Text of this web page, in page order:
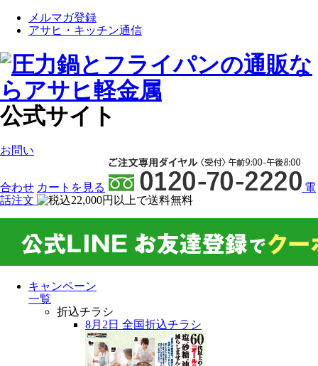
メルマガ登録
アサヒ・キッチン通信
公式サイト
お問い
合わせ カート を見る
電
話注文
キャンペーン
一覧
折込チラシ
8月2日 全国折込チラシ